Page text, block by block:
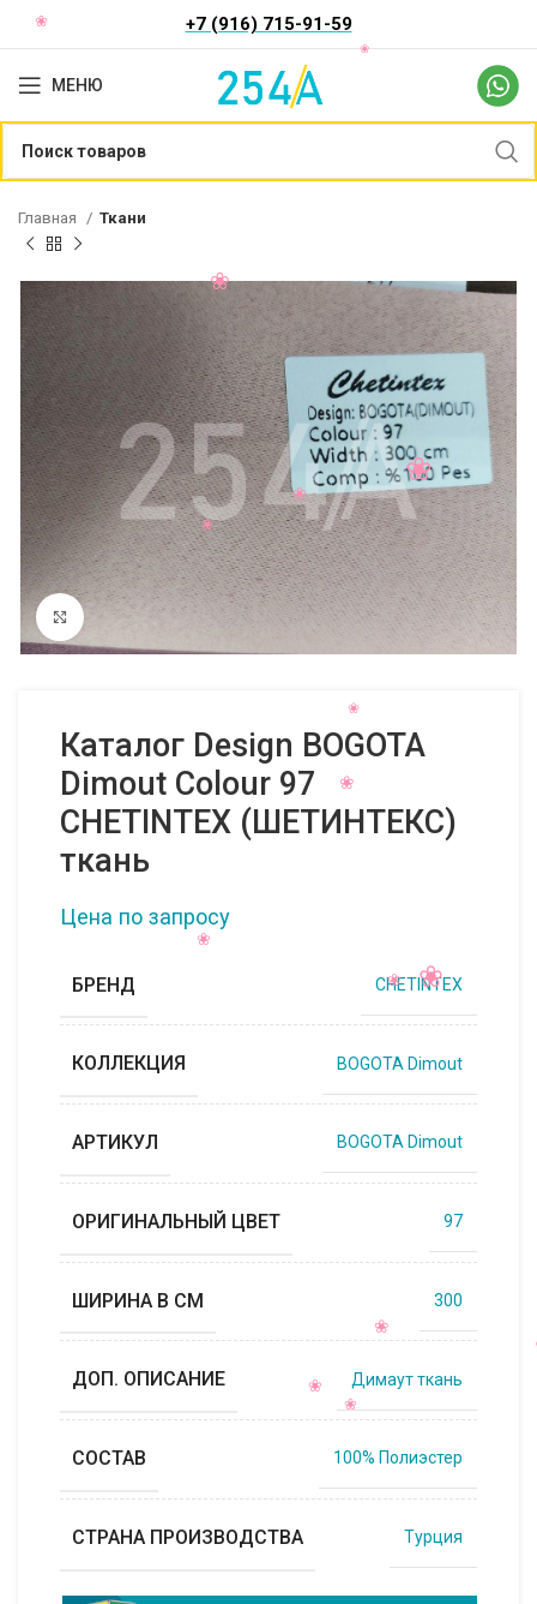
+7 (916) 715-91-59
МЕНЮ
Главная Ткани
Нажмите, чтобы увеличить
Каталог Design BOGOTA
Dimout Colour 97
CHETINTEX (ШЕТИНТЕКС)
ткань
Цена по запросу
БРЕНД CHETINTEX
КОЛЛЕКЦИЯ BOGOTA Dimout
АРТИКУЛ BOGOTA Dimout
ОРИГИНАЛЬНЫЙ ЦВЕТ 97
ШИРИНА В СМ 300
ДОП. ОПИСАНИЕ Димаут ткань
СОСТАВ 100% Полиэстер
СТРАНА ПРОИЗВОДСТВА Турция